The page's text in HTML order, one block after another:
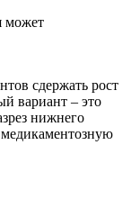
может
сдержать рост
вариант – это
нижнего